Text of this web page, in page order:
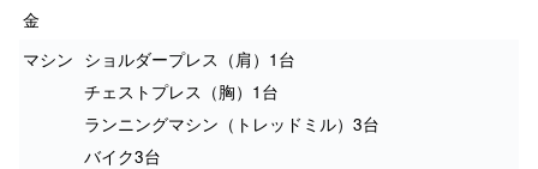
金
マシン ショルダープレス（肩）1台
チェストプレス（胸）1台
ランニングマシン（トレッドミル）3台
バイク3台